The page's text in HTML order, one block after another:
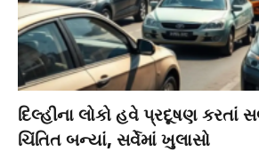
દિલ્હીના લોકો હવે પ્રદૂષણ કરતાં
ચિંતિત બન્યાં, સર્વેમાં ખુલાસો